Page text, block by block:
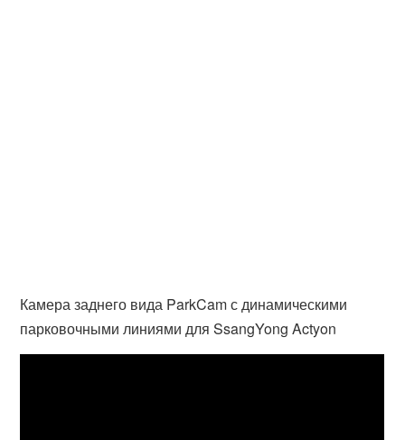
Камера заднего вида ParkCam с динамическими
парковочными линиями для SsangYong Actyon